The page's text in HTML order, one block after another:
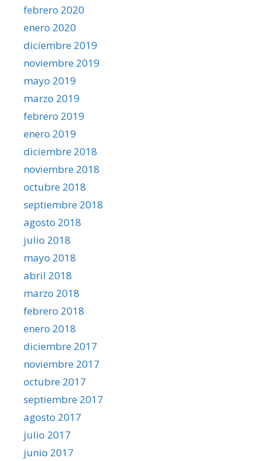
febrero 2020
enero 2020
diciembre 2019
noviembre 2019
mayo 2019
marzo 2019
febrero 2019
enero 2019
diciembre 2018
noviembre 2018
octubre 2018
septiembre 2018
agosto 2018
julio 2018
mayo 2018
abril 2018
marzo 2018
febrero 2018
enero 2018
diciembre 2017
noviembre 2017
octubre 2017
septiembre 2017
agosto 2017
julio 2017
junio 2017